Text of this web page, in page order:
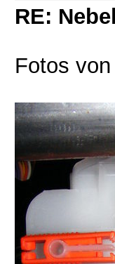
RE:
Fotos